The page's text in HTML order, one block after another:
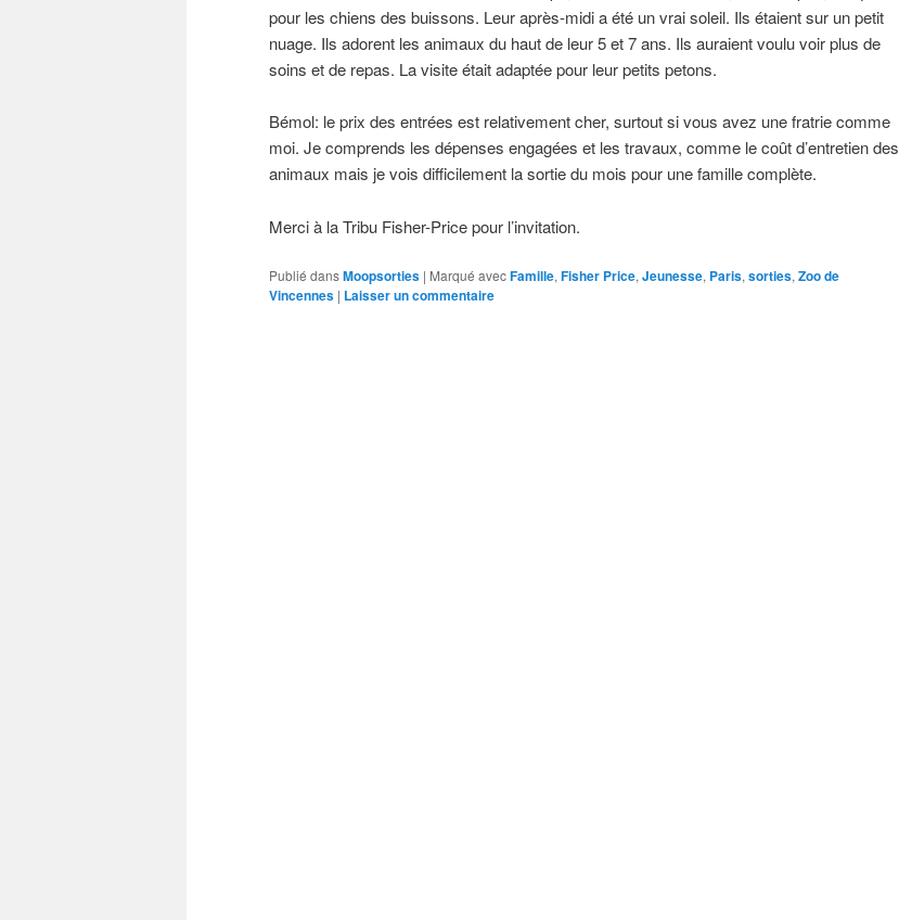
pour les chiens des buissons. Leur après-midi a été un vrai soleil. Ils étaient sur un petit
nuage. Ils adorent les animaux du haut de leur 5 et 7 ans. Ils auraient voulu voir plus de
soins et de repas. La visite était adaptée pour leur petits petons.
Bémol: le prix des entrées est relativement cher, surtout si vous avez une fratrie comme
moi. Je comprends les dépenses engagées et les travaux, comme le coût d’entretien des
animaux mais je vois difficilement la sortie du mois pour une famille complète.
Merci à la Tribu Fisher-Price pour l’invitation.
Publié dansMoopsorties | Marqué avecFamille, Fisher Price, Jeunesse, Paris, sorties, Zoo de
Vincennes | Laisser un commentaire